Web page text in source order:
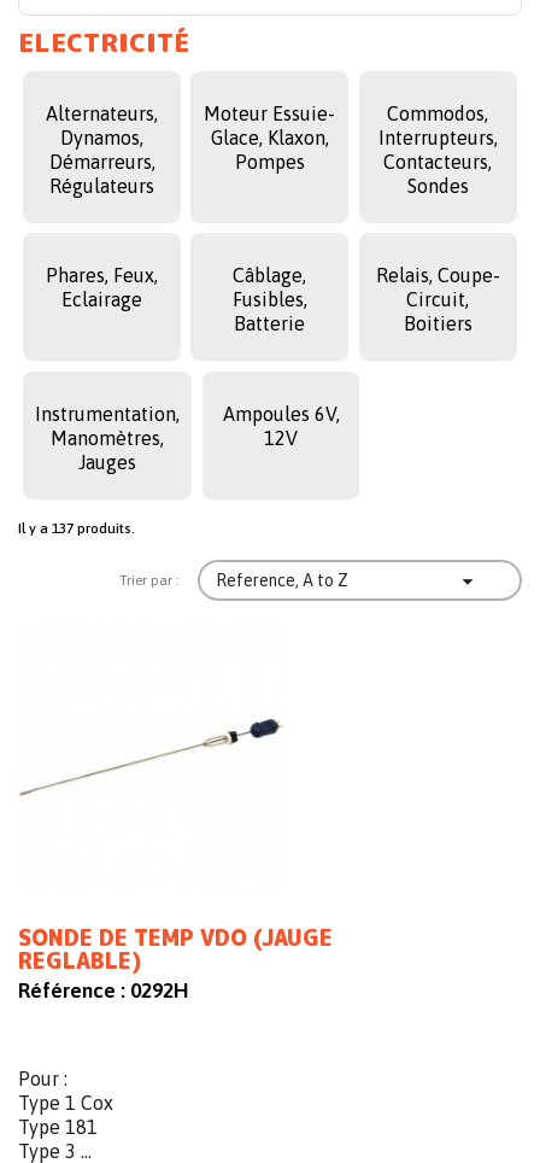
ELECTRICITÉ
Alternateurs,
Dynamos,
Démarreurs,
Régulateurs
Moteur Essuie-
Glace, Klaxon,
Pompes
Commodos,
Interrupteurs,
Contacteurs,
Sondes
Phares, Feux,
Eclairage
Câblage,
Fusibles,
Batterie
Relais, Coupe-
Circuit,
Boitiers
Instrumentation,
Manomètres,
Jauges
Ampoules 6V,
12V
Il y a 137 produits.
Trier par : Reference, A to Z 
SONDE DE TEMP VDO (JAUGE
REGLABLE)
Référence : 0292H
Pour :
Type 1 Cox
Type 181
Type 3 ...